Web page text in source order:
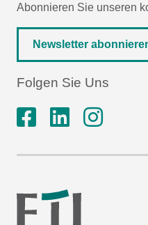
Abonnieren Sie unseren
Newsletter
Folgen Sie Uns